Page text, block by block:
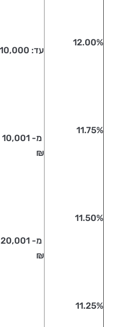
12.00%
11.75%
11.50%
11.25%
עד: 10,000 ₪
₪
₪